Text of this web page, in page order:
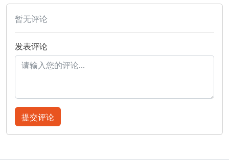
暂无评论
发表评论
提交评论